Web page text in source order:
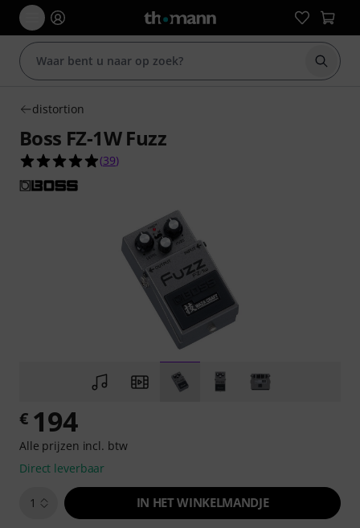
Zoek
distortion
Boss FZ-1W Fuzz
4.9 van de 5 sterren van 39 klantbeoordelingen
(39)
€ 194
Alle prijzen incl. btw
Direct leverbaar
1 IN HET WINKELMANDJE